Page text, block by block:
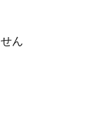
ん